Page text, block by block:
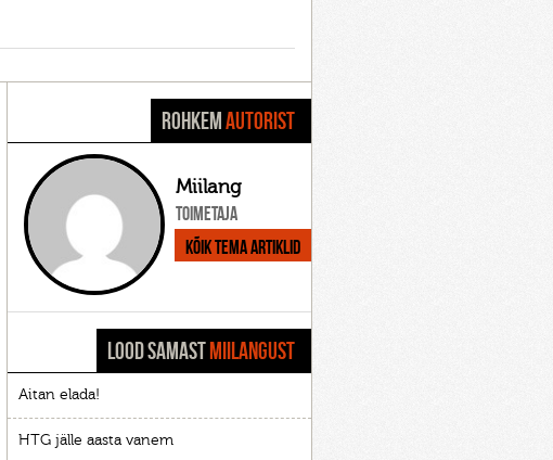
ROHKEMAUTORIST
Miilang
Toimetaja
Kõik tema artiklid
LOOD SAMASTMIILANGUST
Aitan elada!
HTG jälle aasta vanem